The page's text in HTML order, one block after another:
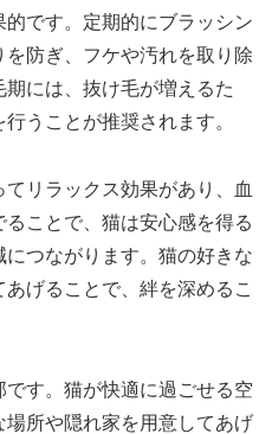
です。定期的にブラッシン
防ぎ、フケや汚れを取り除
には、抜け毛が増えるた
うことが推奨されます。
リラックス効果があり、血
ことで、猫は安心感を得る
つながります。猫の好きな
げることで、絆を深めるこ
す。猫が快適に過ごせる空
所や隠れ家を用意してあげ